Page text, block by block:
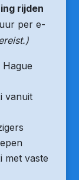
rijden
per e-
vanuit
met vaste